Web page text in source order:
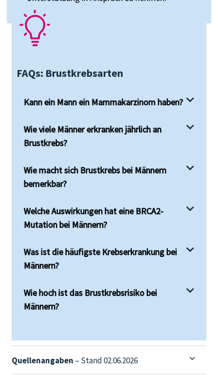
FAQs: Brustkrebsarten
Kann ein Mann ein Mammakarzinom haben?
Wie viele Männer erkranken jährlich an
Brustkrebs?
Wie macht sich Brustkrebs bei Männern
bemerkbar?
Welche Auswirkungen hat eine BRCA2-
Mutation bei Männern?
Was ist die häufigste Krebserkrankung bei
Männern?
Wie hoch ist das Brustkrebsrisiko bei
Männern?
Quellenangaben – Stand 02.06.2026